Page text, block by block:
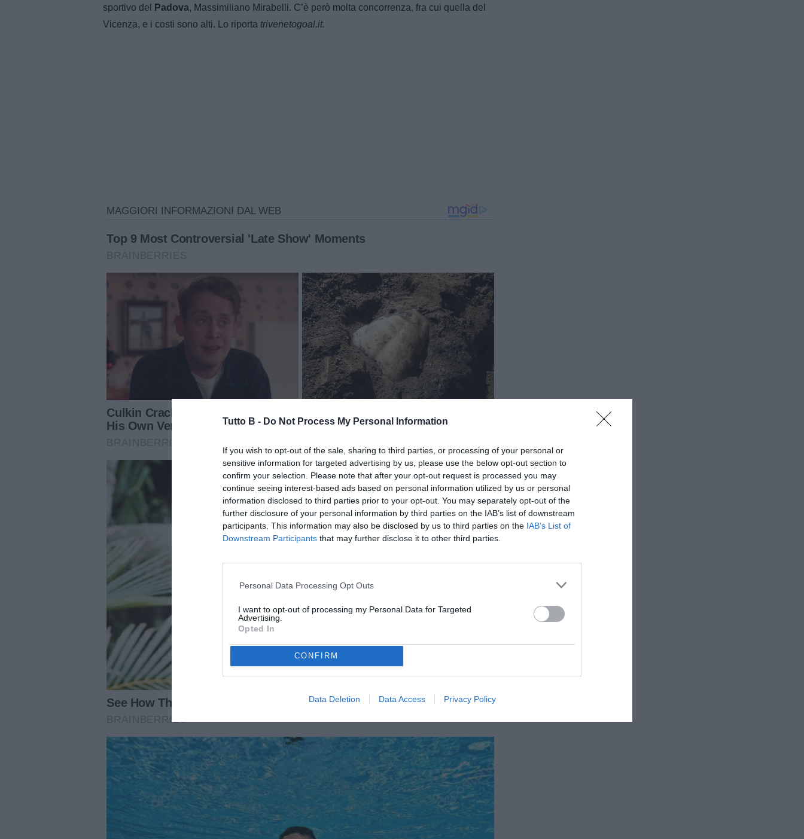
Tutto B - Do Not Process My Personal Information
If you wish to opt-out of the sale, sharing to third parties, or processing of your personal or
sensitive information for targeted advertising by us, please use the below opt-out section to
confirm your selection. Please note that after your opt-out request is processed you may
continue seeing interest-based ads based on personal information utilized by us or personal
information disclosed to third parties prior to your opt-out. You may separately opt-out of the
further disclosure of your personal information by third parties on the IAB’s list of downstream
participants. This information may also be disclosed by us to third parties on the IAB’s List of
Downstream Participants that may further disclose it to other third parties.
Personal Data Processing Opt Outs
I want to opt-out of processing my Personal Data for Targeted
Advertising.
Opted In
CONFIRM
Data Deletion Data Access Privacy Policy
sportivo del
Padova, Massimiliano Mirabelli. C’è però molta concorrenza, fra cui quella del
Vicenza, e i costi sono alti. Lo riporta trivenetogoal.it.